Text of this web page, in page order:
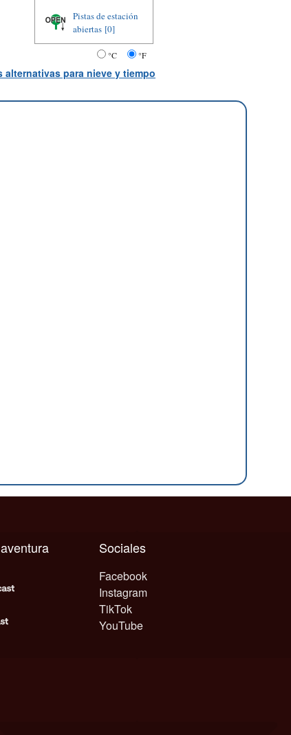
Pistas de estación
abiertas [0]
°C °F
alternativas para nieve y tiempo
Sociales
Facebook
Instagram
TikTok
YouTube